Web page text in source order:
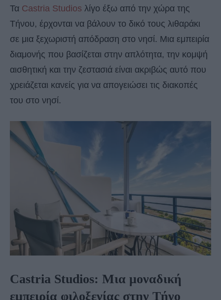
Τα Castria Studios λίγο έξω από την χώρα της
Τήνου, έρχονται να βάλουν το δικό τους λιθαράκι
σε μια ξεχωριστή απόδραση στο νησί. Μια εμπειρία
διαμονής που βασίζεται στην απλότητα, την κομψή
αισθητική και την ζεστασιά είναι ακριβώς αυτό που
χρειάζεται κανείς για να απογειώσει τις διακοπές
του στο νησί.
Castria Studios: Μια μοναδική
εμπειρία φιλοξενίας στην Τήνο